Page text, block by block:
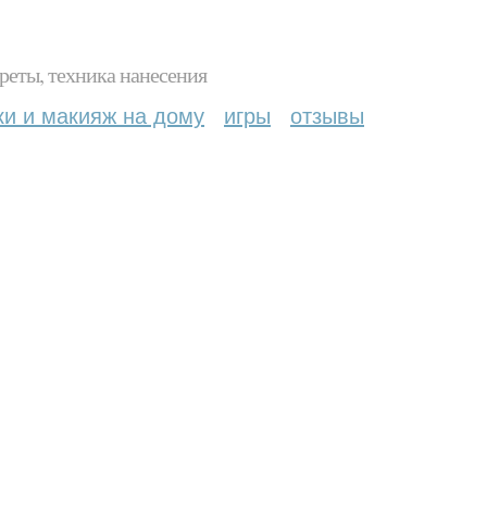
техника нанесения
и макияж на дому игры отзывы